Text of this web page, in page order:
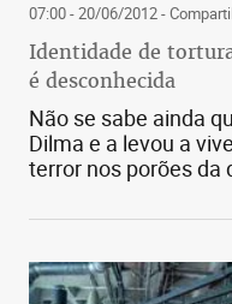
07:00 - 20/06/2012-
Identidade de
é desconhecida
Não se sabe ainda
Dilma e a levou a
terror nos porões da